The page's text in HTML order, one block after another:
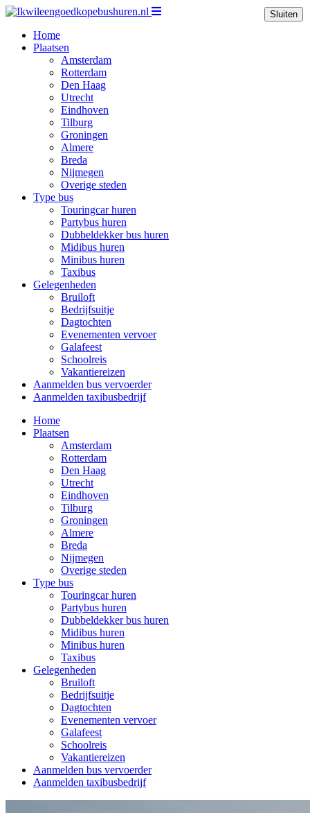
Home
Plaatsen
Amsterdam
Rotterdam
Den Haag
Utrecht
Eindhoven
Tilburg
Groningen
Almere
Breda
Nijmegen
Overige steden
Type bus
Touringcar huren
Partybus huren
Dubbeldekker bus huren
Midibus huren
Minibus huren
Taxibus
Gelegenheden
Bruiloft
Bedrijfsuitje
Dagtochten
Evenementen vervoer
Galafeest
Schoolreis
Vakantiereizen
Aanmelden bus vervoerder
Aanmelden taxibusbedrijf
Home
Plaatsen
Amsterdam
Rotterdam
Den Haag
Utrecht
Eindhoven
Tilburg
Groningen
Almere
Breda
Nijmegen
Overige steden
Type bus
Touringcar huren
Partybus huren
Dubbeldekker bus huren
Midibus huren
Minibus huren
Taxibus
Gelegenheden
Bruiloft
Bedrijfsuitje
Dagtochten
Evenementen vervoer
Galafeest
Schoolreis
Vakantiereizen
Aanmelden bus vervoerder
Aanmelden taxibusbedrijf
Sluiten